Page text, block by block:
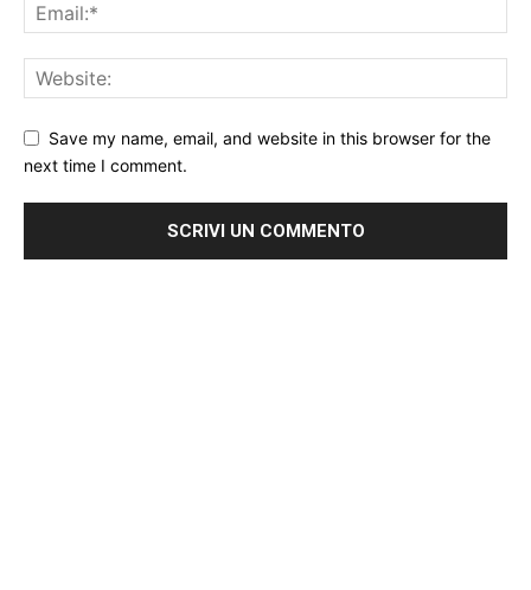
Save my name, email, and website in this browser for the
next time I comment.